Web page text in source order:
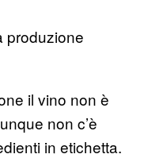
produzione
il vino non è
non c’è
in etichetta.